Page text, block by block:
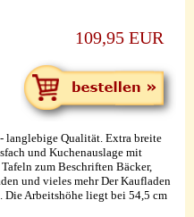
109,95 EUR
langlebige Qualität. Extra breite
und Kuchenauslage mit
zum Beschriften Bäcker,
und vieles mehr Der Kaufladen
Die Arbeitshöhe liegt bei 54,5 cm